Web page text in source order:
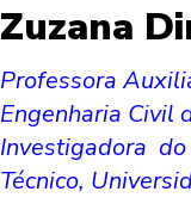
Zuzana
Professora
Engenharia Civil
Investigadora do
Técnico,